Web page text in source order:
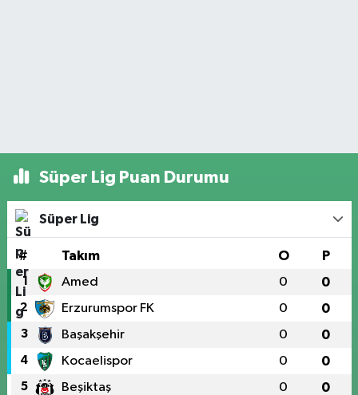
Süper Lig Puan Durumu
Süper Lig
# Takım O P
1 Amed 0 0
2 Erzurumspor FK 0 0
3 Başakşehir 0 0
4 Kocaelispor 0 0
5 Beşiktaş 0 0